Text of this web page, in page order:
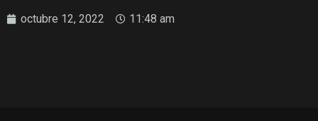
octubre 12, 2022 11:48 am